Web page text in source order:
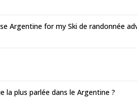
Argentine for my Ski de randonnée
la plus parlée dans le Argentine ?